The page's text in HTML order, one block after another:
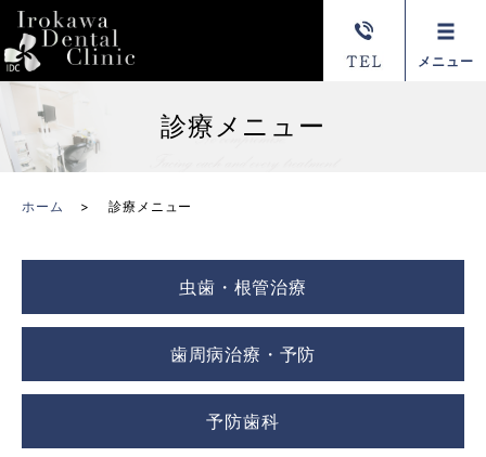
メニュー
診療メニュー
ホーム 診療メニュー
虫歯・根管治療
歯周病治療・予防
予防歯科